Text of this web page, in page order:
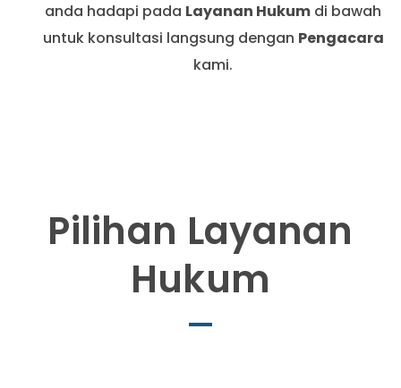
anda hadapi pada Layanan Hukum di bawah
untuk konsultasi langsung dengan Pengacara
kami.
Pilihan Layanan
Hukum